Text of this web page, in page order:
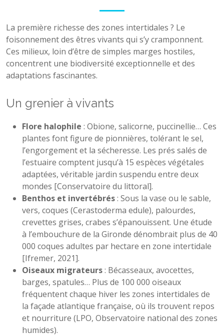
La première richesse des zones intertidales ? Le
foisonnement des êtres vivants qui s’y cramponnent.
Ces milieux, loin d’être de simples marges hostiles,
concentrent une biodiversité exceptionnelle et des
adaptations fascinantes.
Un grenier à vivants
Flore halophile : Obione, salicorne, puccinellie… Ces
plantes font figure de pionnières, tolérant le sel,
l’engorgement et la sécheresse. Les prés salés de
l’estuaire comptent jusqu’à 15 espèces végétales
adaptées, véritable jardin suspendu entre deux
mondes [Conservatoire du littoral].
Benthos et invertébrés: Sous la vase ou le sable,
vers, coques (Cerastoderma edule), palourdes,
crevettes grises, crabes s’épanouissent. Une étude
à l’embouchure de la Gironde dénombrait plus de 40
000 coques adultes par hectare en zone intertidale
[Ifremer, 2021].
Oiseaux migrateurs: Bécasseaux, avocettes,
barges, spatules… Plus de 100 000 oiseaux
fréquentent chaque hiver les zones intertidales de
la façade atlantique française, où ils trouvent repos
et nourriture (LPO, Observatoire national des zones
humides).